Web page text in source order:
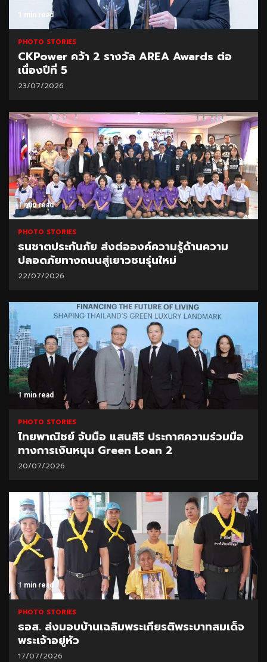
1 min read
PHOTO STORIES
CKPower คว้า 2 รางวัล AREA Awards ต่อ
เนื่องปีที่ 5
23/07/2026
1 min read
PHOTO STORIES
ธนชาตประกันภัย ส่งต่อองค์ความรู้ด้านความ
ปลอดภัยทางถนนสู่เยาวชนรุ่นใหม่
22/07/2026
1 min read
PHOTO STORIES
ไทยพาณิชย์ จับมือ แสนสิริ ประกาศความร่วมมือ
ทางการเงินหนุน Green Loan 2
20/07/2026
1 min read
PHOTO STORIES
ธอส. ส่งมอบบ้านเฉลิมพระเกียรติพระบาทสมเด็จ
พระเจ้าอยู่หัว
17/07/2026